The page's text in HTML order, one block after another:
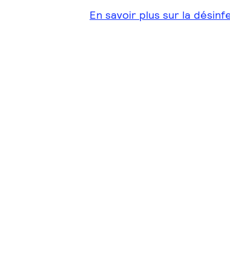
En savoir plus sur la